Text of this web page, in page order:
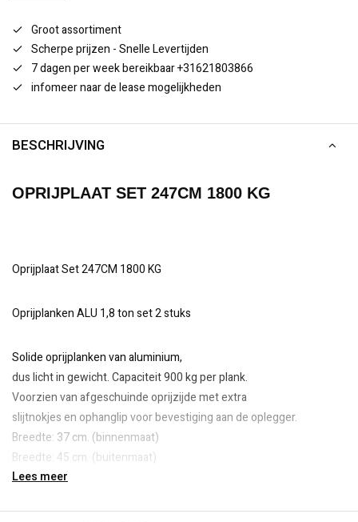
Groot assortiment
Scherpe prijzen - Snelle Levertijden
7 dagen per week bereikbaar +31621803866
infomeer naar de lease mogelijkheden
BESCHRIJVING
OPRIJPLAAT SET 247CM 1800 KG
Oprijplaat Set 247CM 1800 KG
Oprijplanken ALU 1,8 ton set 2 stuks
Solide oprijplanken van aluminium,
dus licht in gewicht. Capaciteit 900 kg per plank.
Voorzien van afgeschuinde oprijzijde met extra
slijtnokjes en ophanglip voor bevestiging aan de oplegger.
Breedte: 37 cm. (binnenmaat)
Breedte: 45 cm. (buitenmaat)
Lengte: 247 cm.
Lees meer